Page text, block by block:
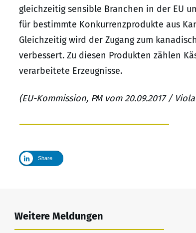
gleichzeitig sensible Branchen in der EU
für bestimmte Konkurrenzprodukte aus
Gleichzeitig wird der Zugang zum
verbessert. Zu diesen Produkten zählen
verarbeitete Erzeugnisse.
(EU-Kommission, PM vom 20.09.2017 /
Share
Weitere Meldungen